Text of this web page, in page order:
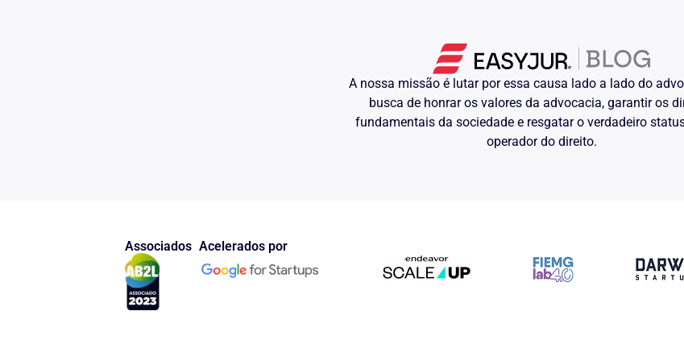
"A acusação é apenas um infortúnio, enquanto não verificada pela prova. Daí esse
prolóquio sublime, com que a magistratura orna os seus brasões, desde que a Justiça
Criminal deixou de ser a arte de perder inocentes: Res sacra reus. O acusado é uma
entidade sagrada" (RUI, Obras Completas, vol. XIX, t. III, p. 113)
Donde, temos, como inadmissível, venha o reeducando ser penalizado, por fato que se
, cumprindo, aguarda-se o desfecho do processo-crime instaurado
Destarte, o despacho injustamente objurgado deverá ser mantido intangível, eis que
íntegro de qualquer censura, lançando-se a reprovação enérgica à irresignação recursal,
subscrita pelo MINISTÉRIO PÚBLICO, missão, esta reservada aos Insignes e Preclaros
Sobrejuízes, que compõem essa Augusta Câmara Criminal.
A nossa missão é lutar por essa causa lado a lado do
busca de honrar os valores da advocacia, garantir os
fundamentais da sociedade e resgatar o verdadeiro
operador do direito.
Associados Acelerados por